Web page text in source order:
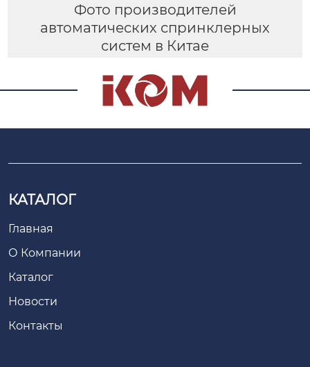
Фото производителей
автоматических спринклерных
систем в Китае
КАТАЛОГ
Главная
О Компании
Каталог
Новости
Контакты